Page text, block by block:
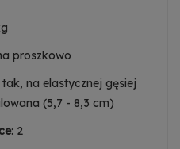
proszkowo
tak, na elastycznej gęsiej
(5,7 - 8,3 cm)
: 2